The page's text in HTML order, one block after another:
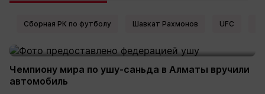
Сборная РК по футболу Шавкат Рахмонов UFC
Чемпиону мира по ушу-саньда в Алматы вручили
автомобиль